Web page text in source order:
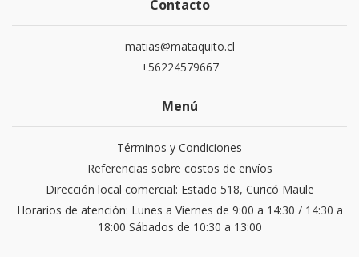
Contacto
matias@mataquito.cl
+56224579667
Menú
Términos y Condiciones
Referencias sobre costos de envíos
Dirección local comercial: Estado 518, Curicó Maule
Horarios de atención: Lunes a Viernes de 9:00 a 14:30 / 14:30 a
18:00 Sábados de 10:30 a 13:00